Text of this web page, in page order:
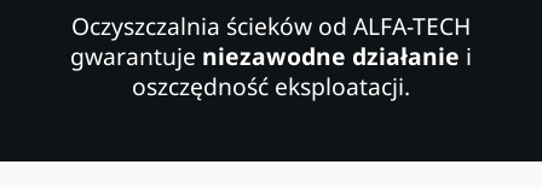
Oczyszczalnia ścieków od ALFA-TECH
gwarantuje niezawodne działanie i
oszczędność eksploatacji.